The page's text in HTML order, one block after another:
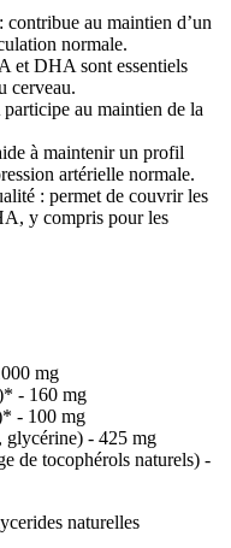
au maintien d’un
normale.
et DHA sont essentiels
cerveau.
au maintien de la
à maintenir un profil
artérielle normale.
: permet de couvrir les
y compris pour les
mg
- 160 mg
- 100 mg
glycérine) - 425 mg
de tocophérols naturels) -
naturelles